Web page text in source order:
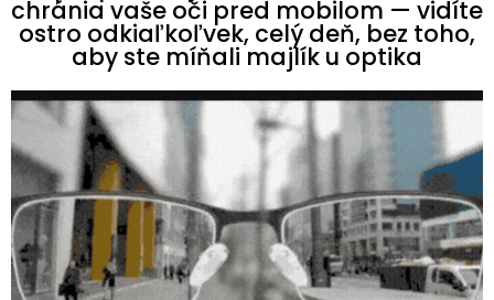
chránia vaše oči pred mobilom — vidíte
ostro odkiaľkoľvek, celý deň, bez toho,
aby ste míňali majlík u optika